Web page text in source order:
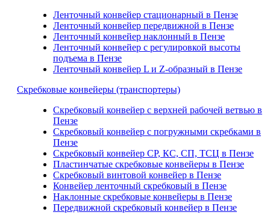
Ленточный конвейер стационарный в Пензе
Ленточный конвейер передвижной в Пензе
Ленточный конвейер наклонный в Пензе
Ленточный конвейер с регулировкой высоты
подъема в Пензе
Ленточный конвейер L и Z-образный в Пензе
Скребковые конвейеры (транспортеры)
Скребковый конвейер с верхней рабочей ветвью в
Пензе
Скребковый конвейер с погружными скребками в
Пензе
Скребковый конвейер СР, КС, СП, ТСЦ в Пензе
Пластинчатые скребковые конвейеры в Пензе
Скребковый винтовой конвейер в Пензе
Конвейер ленточный скребковый в Пензе
Наклонные скребковые конвейеры в Пензе
Передвижной скребковый конвейер в Пензе